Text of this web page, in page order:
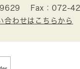
Fax：072-
合わせはこちらから